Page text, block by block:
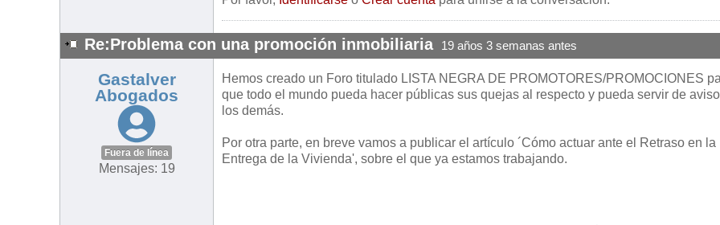
Re:Problema con una promoción inmobiliaria 19 años 3 semanas antes
Gastalver
Abogados
Fuera de línea
Mensajes: 19
Hemos creado un Foro titulado LISTA NEGRA DE PROMOTORES/PROMOCIONES
que todo el mundo pueda hacer públicas sus quejas al respecto y pueda servir de
los demás.
Por otra parte, en breve vamos a publicar el artículo ´Cómo actuar ante el Retraso en la
Entrega de la Vivienda', sobre el que ya estamos trabajando.